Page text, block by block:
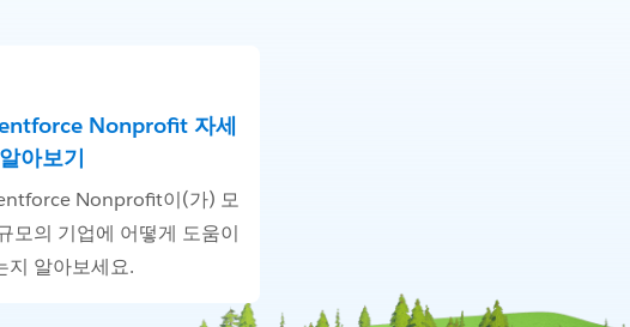
Nonprofit 자세
아보기
Nonprofit이(가) 모
모의 기업에 어떻게 도움이
지 알아보세요.